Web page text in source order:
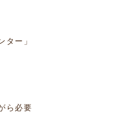
ター」
ら必要